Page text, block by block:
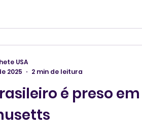
é preso em
USA
2025
2 min de leitura